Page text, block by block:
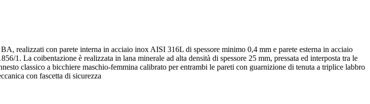
realizzati con parete interna in acciaio inox AISI 316L di spessore minimo 0,4 mm e parete esterna in acciaio
1. La coibentazione è realizzata in lana minerale ad alta densità di spessore 25 mm, pressata ed interposta tra le
classico a bicchiere maschio-femmina calibrato per entrambi le pareti con guarnizione di tenuta a triplice labbro
con fascetta di sicurezza